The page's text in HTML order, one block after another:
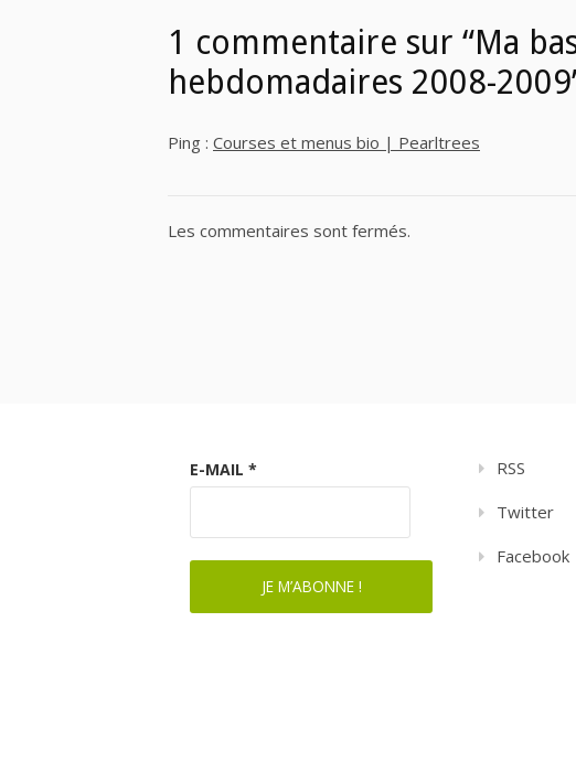
1 commentaire sur “Ma
hebdomadaires 2008-
Ping : Courses et menus bio | Pearltrees
Les commentaires sont fermés.
E-MAIL *
RSS
Twitter
Facebook